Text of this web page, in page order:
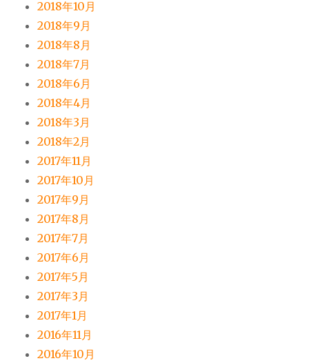
2018年10月
2018年9月
2018年8月
2018年7月
2018年6月
2018年4月
2018年3月
2018年2月
2017年11月
2017年10月
2017年9月
2017年8月
2017年7月
2017年6月
2017年5月
2017年3月
2017年1月
2016年11月
2016年10月